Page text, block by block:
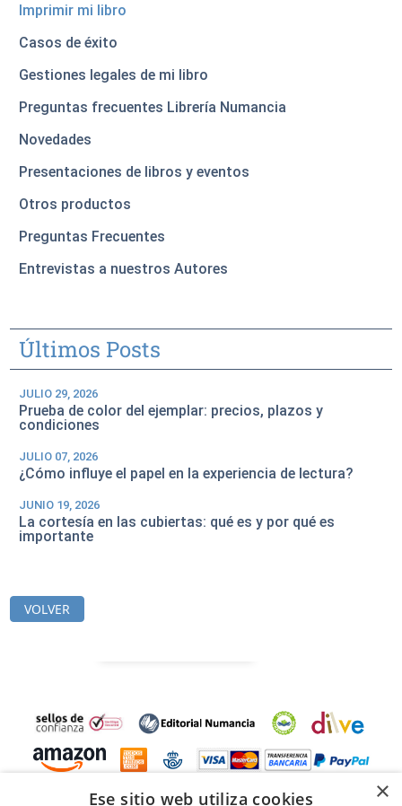
Imprimir mi libro
Casos de éxito
Gestiones legales de mi libro
Preguntas frecuentes Librería Numancia
Novedades
Presentaciones de libros y eventos
Otros productos
Preguntas Frecuentes
Entrevistas a nuestros Autores
Últimos Posts
JULIO 29, 2026
Prueba de color del ejemplar: precios, plazos y
condiciones
JULIO 07, 2026
¿Cómo influye el papel en la experiencia de lectura?
JUNIO 19, 2026
La cortesía en las cubiertas: qué es y por qué es
importante
VOLVER
×
Ese sitio web utiliza cookies